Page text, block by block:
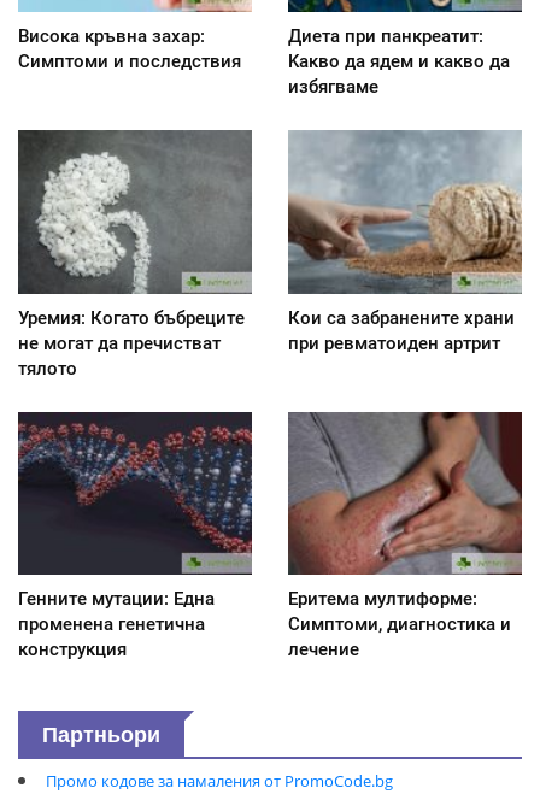
Висока кръвна захар:
Симптоми и последствия
Диета при панкреатит:
Kакво да ядем и какво да
избягваме
Уремия: Когато бъбреците
не могат да пречистват
тялото
Кои са забранените храни
при ревматоиден артрит
Генните мутации: Една
променена генетична
конструкция
Еритема мултиформе:
Симптоми, диагностика и
лечение
Партньори
Промо кодове за намаления от PromoCode.bg